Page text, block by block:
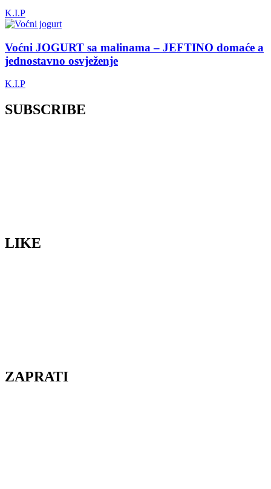
K.I.P
Voćni JOGURT sa malinama – JEFTINO domaće a
jednostavno osvježenje
K.I.P
SUBSCRIBE
LIKE
ZAPRATI